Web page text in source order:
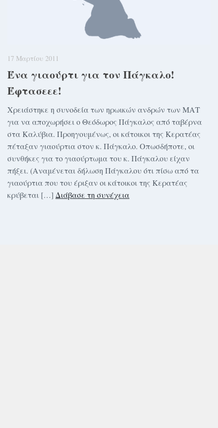
17 Μαρτίου 2011
Ένα γιαούρτι για τον Πάγκαλο!
Έφτασεεε!
Χρειάστηκε η συνοδεία των ηρωικών ανδρών των ΜΑΤ
για να αποχωρήσει ο Θεόδωρος Πάγκαλος από ταβέρνα
στα Καλύβια. Προηγουμένως, οι κάτοικοι της Κερατέας
πέταξαν γιαούρτια στον κ. Πάγκαλο. Οπωσδήποτε, οι
συνθήκες για το γιαούρτωμα του κ. Πάγκαλου είχαν
πήξει. (Αναμένεται δήλωση Πάγκαλου ότι πίσω από τα
γιαούρτια που του έριξαν οι κάτοικοι της Κερατέας
κρύβεται […] Διάβασε τη συνέχεια